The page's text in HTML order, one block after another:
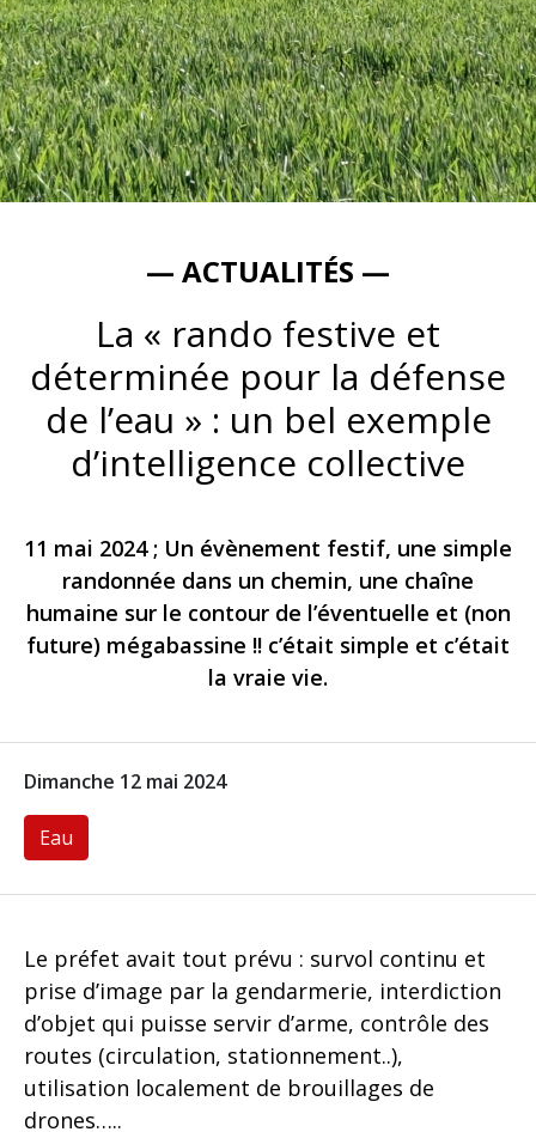
— ACTUALITÉS —
La « rando festive et
déterminée pour la défense
de l’eau » : un bel exemple
d’intelligence collective
11 mai 2024 ; Un évènement festif, une simple
randonnée dans un chemin, une chaîne
humaine sur le contour de l’éventuelle et (non
future) mégabassine !! c’était simple et c’était
la vraie vie.
Dimanche 12 mai 2024
Eau
Le préfet avait tout prévu : survol continu et
prise d’image par la gendarmerie, interdiction
d’objet qui puisse servir d’arme, contrôle des
routes (circulation, stationnement..),
utilisation localement de brouillages de
drones…..